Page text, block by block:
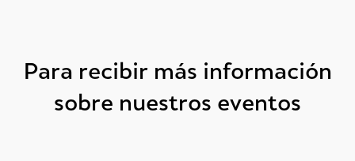
Para recibir más información
sobre nuestros eventos